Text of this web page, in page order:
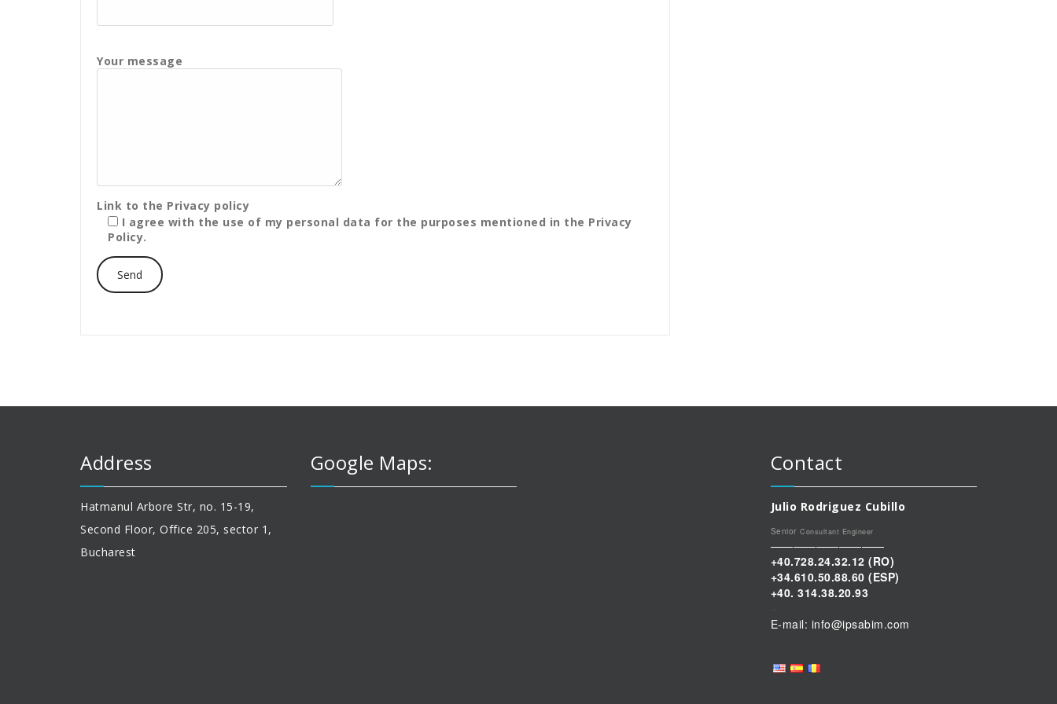
Your message
Link to the Privacy policy
I agree with the use of my personal data for the purposes mentioned in the Privacy
Policy.
Address
Hatmanul Arbore Str, no. 15-19,
Second Floor, Office 205, sector 1,
Bucharest
Google Maps: Contact
Julio Rodriguez Cubillo
Senior Consultant Engineer
——————————
+40.728.24.32.12 (RO)
+34.610.50.88.60 (ESP)
+40. 314.38.20.93
E-mail: info@ipsabim.com